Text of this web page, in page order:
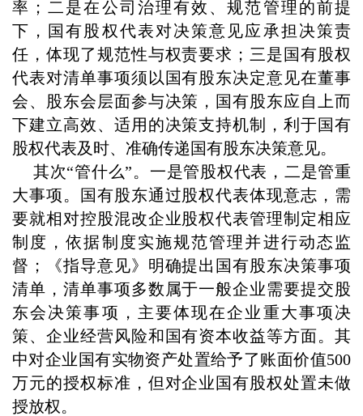
率；二是在公司治理有效、规范管理的前提
下，国有股权代表对决策意见应承担决策责
任，体现了规范性与权责要求；三是国有股权
代表对清单事项须以国有股东决定意见在董事
会、股东会层面参与决策，国有股东应自上而
下建立高效、适用的决策支持机制，利于国有
股权代表及时、准确传递国有股东决策意见。
其次“管什么”。一是管股权代表，二是管重
大事项。国有股东通过股权代表体现意志，需
要就相对控股混改企业股权代表管理制定相应
制度，依据制度实施规范管理并进行动态监
督；《指导意见》明确提出国有股东决策事项
清单，清单事项多数属于一般企业需要提交股
东会决策事项，主要体现在企业重大事项决
策、企业经营风险和国有资本收益等方面。其
中对企业国有实物资产处置给予了账面价值500
万元的授权标准，但对企业国有股权处置未做
授放权。